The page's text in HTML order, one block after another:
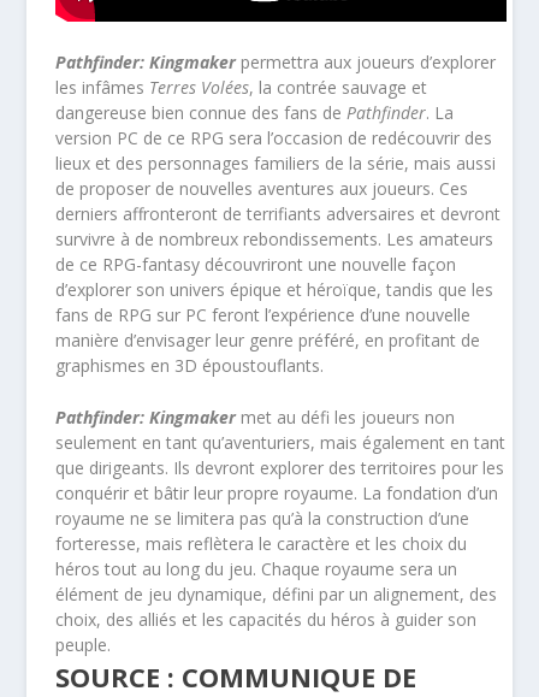
Pathfinder: Kingmakerpermettra aux joueurs d’explorer
les infâmes Terres Volées, la contrée sauvage et
dangereuse bien connue des fans dePathfinder. La
version PC de ce RPG sera l’occasion de redécouvrir des
lieux et des personnages familiers de la série, mais aussi
de proposer de nouvelles aventures aux joueurs. Ces
derniers affronteront de terrifiants adversaires et devront
survivre à de nombreux rebondissements. Les amateurs
de ce RPG-fantasy découvriront une nouvelle façon
d’explorer son univers épique et héroïque, tandis que les
fans de RPG sur PC feront l’expérience d’une nouvelle
manière d’envisager leur genre préféré, en profitant de
graphismes en 3D époustouflants.
Pathfinder: Kingmaker met au défi les joueurs non
seulement en tant qu’aventuriers, mais également en tant
que dirigeants. Ils devront explorer des territoires pour les
conquérir et bâtir leur propre royaume. La fondation d’un
royaume ne se limitera pas qu’à la construction d’une
forteresse, mais reflètera le caractère et les choix du
héros tout au long du jeu. Chaque royaume sera un
élément de jeu dynamique, défini par un alignement, des
choix, des alliés et les capacités du héros à guider son
peuple.
SOURCE : COMMUNIQUE DE